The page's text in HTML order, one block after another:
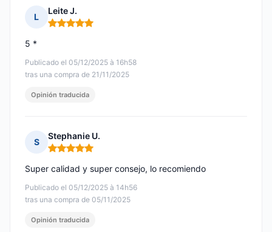
L
Leite J.
Nota: 5 de 5
Publicado el 05/12/2025 à 16h58
tras una compra de 21/11/2025
5 *
Opinión traducida
S
Stephanie U.
Nota: 5 de 5
Publicado el 05/12/2025 à 14h56
tras una compra de 05/11/2025
Super calidad y super consejo, lo recomiendo
Opinión traducida